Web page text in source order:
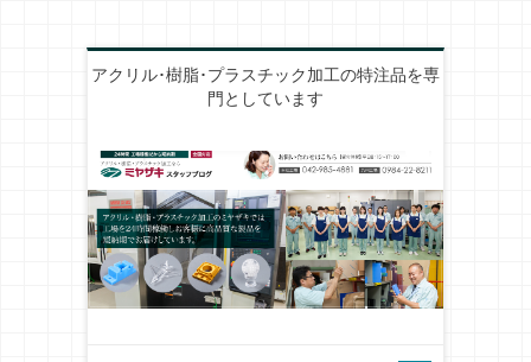
アクリル･樹脂･プラスチック加工の特注品を専
門としています